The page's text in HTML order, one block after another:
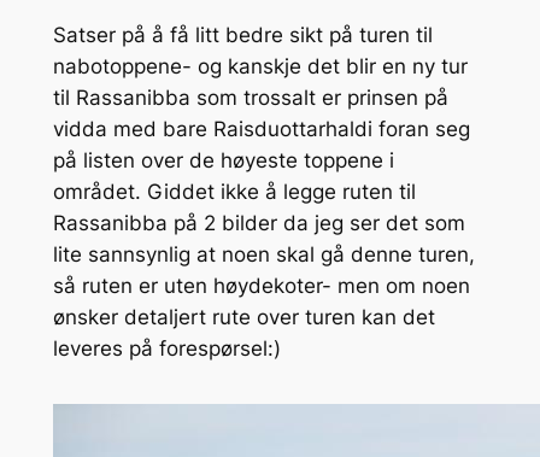
Satser på å få litt bedre sikt på turen til
nabotoppene- og kanskje det blir en ny tur
til Rassanibba som trossalt er prinsen på
vidda med bare Raisduottarhaldi foran seg
på listen over de høyeste toppene i
området. Giddet ikke å legge ruten til
Rassanibba på 2 bilder da jeg ser det som
lite sannsynlig at noen skal gå denne turen,
så ruten er uten høydekoter- men om noen
ønsker detaljert rute over turen kan det
leveres på forespørsel:)